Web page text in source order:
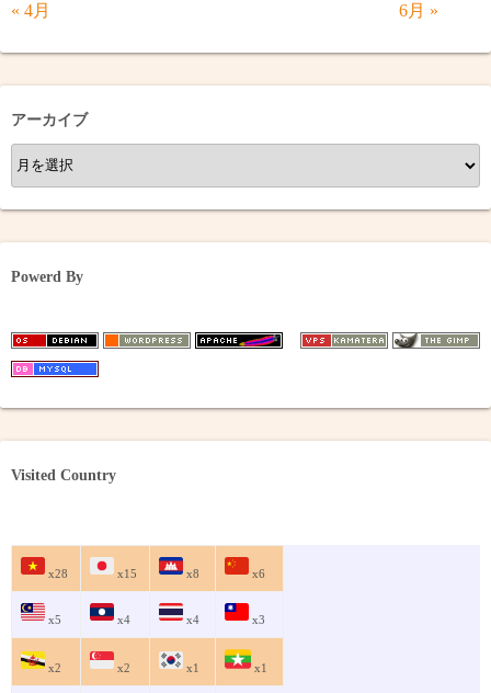
« 4月 6月 »
アーカイブ
ア
ー
カ
イ
ブ
Powerd By
Visited Country
x28 x15 x8 x6
x5 x4 x4 x3
x2 x2 x1 x1